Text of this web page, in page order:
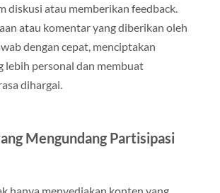
diskusi atau memberikan feedback.
atau komentar yang diberikan oleh
dengan cepat, menciptakan
lebih personal dan membuat
dihargai.
Mengundang Partisipasi
hanya menyediakan konten yang